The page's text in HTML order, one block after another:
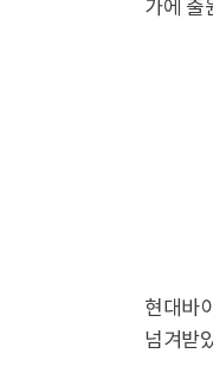
가에 출
현대바
넘겨받